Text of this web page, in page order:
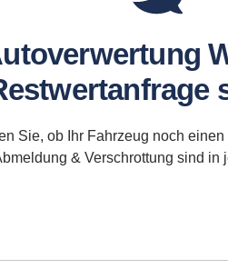
Sie, ob Ihr Fahrzeug noch
& Verschrottung sind in